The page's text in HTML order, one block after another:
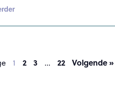
1 2 3 … 22 Volgende »